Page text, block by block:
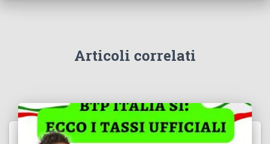
Articoli correlati